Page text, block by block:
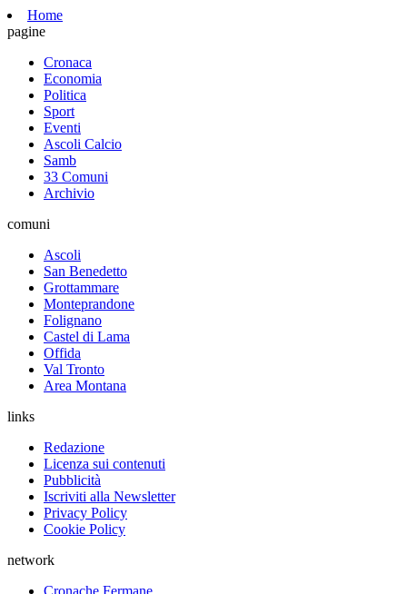
Home
pagine
Cronaca
Economia
Politica
Sport
Eventi
Ascoli Calcio
Samb
33 Comuni
Archivio
comuni
Ascoli
San Benedetto
Grottammare
Monteprandone
Folignano
Castel di Lama
Offida
Val Tronto
Area Montana
links
Redazione
Licenza sui contenuti
Pubblicità
Iscriviti alla Newsletter
Privacy Policy
Cookie Policy
network
Cronache Fermane